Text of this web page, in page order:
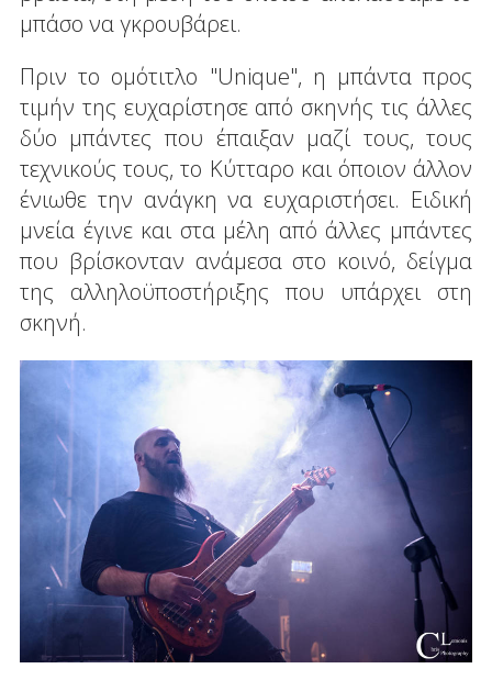
μπάσο να γκρουβάρει.
Πριν το ομότιτλο "Unique", η μπάντα προς
τιμήν της ευχαρίστησε από σκηνής τις άλλες
δύο μπάντες που έπαιξαν μαζί τους, τους
τεχνικούς τους, το Κύτταρο και όποιον άλλον
ένιωθε την ανάγκη να ευχαριστήσει. Ειδική
μνεία έγινε και στα μέλη από άλλες μπάντες
που βρίσκονταν ανάμεσα στο κοινό, δείγμα
της αλληλοϋποστήριξης που υπάρχει στη
σκηνή.